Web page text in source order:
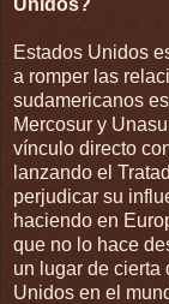
Estados Unidos
a romper las
sudamericanos
Mercosur y
vínculo directo
lanzando el
perjudicar su
haciendo en
que no lo hace
un lugar de cierta
Unidos en el